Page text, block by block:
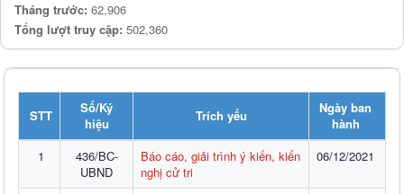
Tháng trước: 62,906
Tổng lượt truy cập: 502,360
STT
Số/Ký
hiệu
Trích yếu
Ngày ban
hành
1
436/BC-
UBND
Báo cáo, giải trình ý kiến, kiến
nghị cử tri
06/12/2021